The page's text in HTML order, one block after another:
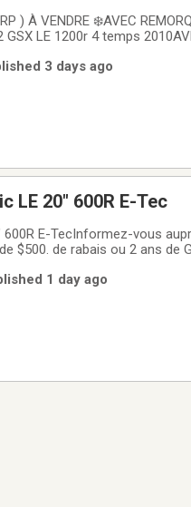
) À VENDRE ❄️AVEC
LE 1200r 4 temps
neuf en 2021 chez NC
3 days ago
LE 20" 600R E-Tec
600R E-TecInformez-vous
$500. de rabais ou 2 ans de
1 day ago